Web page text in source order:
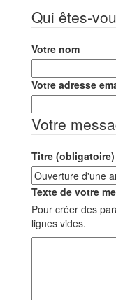
Qui êtes-
Votre nom
Votre adresse
Votre
Titre (obligatoire)
Texte de votre
Pour créer des
lignes vides.